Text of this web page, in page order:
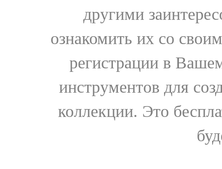
другими
ознакомить их со
регистрации в
инструментов для
коллекции. Это